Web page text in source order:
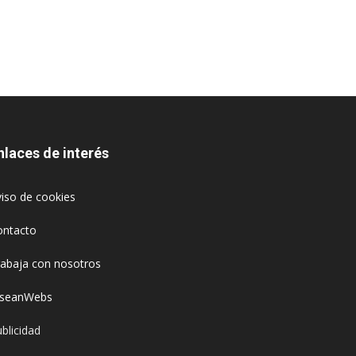
de interés
de cookies
con nosotros